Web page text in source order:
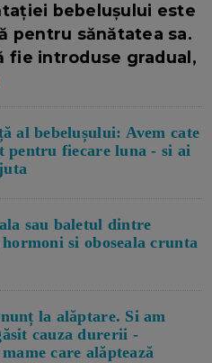
bebelușului este
pentru sănătatea sa.
fie introduse gradual,
al bebelușului: Avem cate
pentru fiecare luna - si ai
sau baletul dintre
si oboseala crunta
la alăptare. Si am
cauza durerii -
care alăptează